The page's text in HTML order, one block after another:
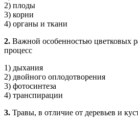
2) плоды
3) корни
4) органы и ткани
2. Важной особенностью цветковых
процесс
1) дыхания
2) двойного оплодотворения
3) фотосинтеза
4) транспирации
3. Травы, в отличие от деревьев и